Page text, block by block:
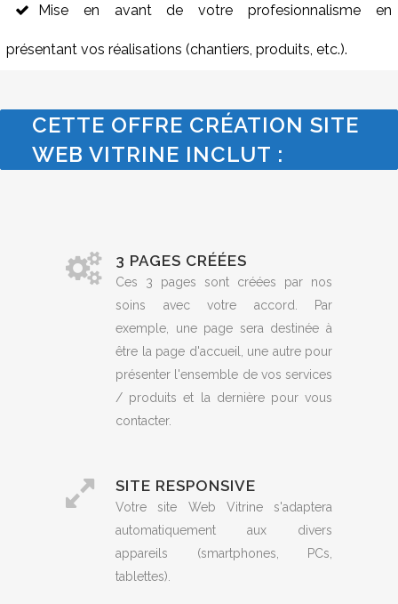
Mise en avant de votre profesionnalisme en
présentant vos réalisations (chantiers, produits, etc.).
CETTE OFFRE CRÉATION SITE
WEB VITRINE INCLUT :
3 PAGES CRÉÉES
Ces 3 pages sont créées par nos
soins avec votre accord. Par
exemple, une page sera destinée à
être la page d'accueil, une autre pour
présenter l'ensemble de vos services
/ produits et la dernière pour vous
contacter.
SITE RESPONSIVE
Votre site Web Vitrine s'adaptera
automatiquement aux divers
appareils (smartphones, PCs,
tablettes).